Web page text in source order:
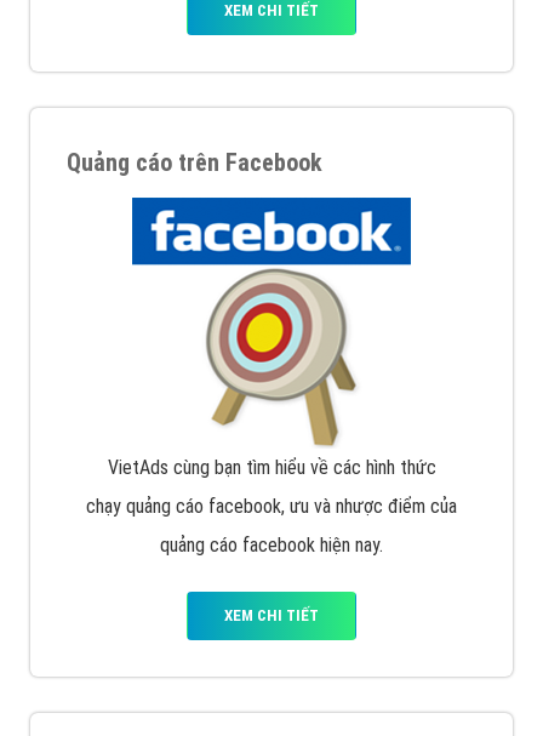
XEM CHI TIẾT
Quảng cáo trên Facebook
VietAds cùng bạn tìm hiểu về các hình thức
chạy quảng cáo facebook, ưu và nhược điểm của
quảng cáo facebook hiện nay.
XEM CHI TIẾT